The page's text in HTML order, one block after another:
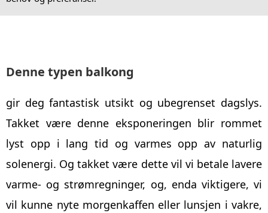
Denne typen balkong
gir deg fantastisk utsikt og ubegrenset dagslys.
Takket være denne eksponeringen blir rommet
lyst opp i lang tid og varmes opp av naturlig
solenergi. Og takket være dette vil vi betale lavere
varme- og strømregninger, og, enda viktigere, vi
vil kunne nyte morgenkaffen eller lunsjen i vakre,